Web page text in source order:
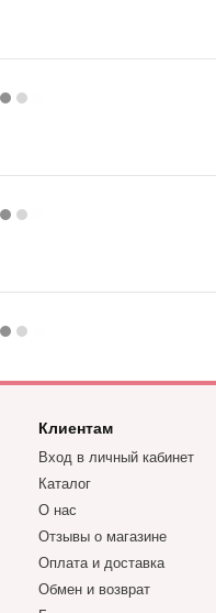
Клиентам
Вход в личный кабинет
Каталог
О нас
Отзывы о магазине
Оплата и доставка
Обмен и возврат